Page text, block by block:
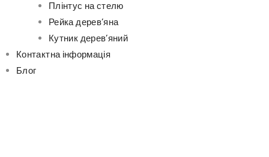
Плінтус на стелю
Рейка дерев’яна
Кутник дерев’яний
Контактна інформація
Блог